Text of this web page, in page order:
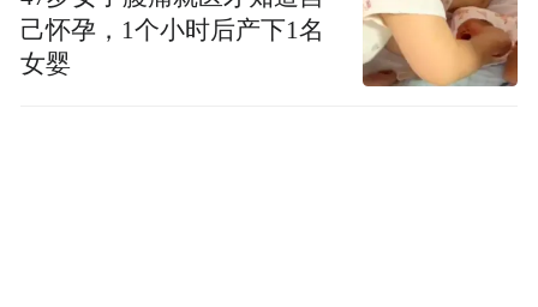
己怀孕，1个小时后产下1名
女婴